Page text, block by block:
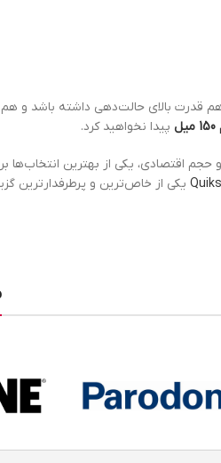
قدرت بالای حالت‌دهی داشته باشد و هم
پیدا نخواهید کرد.
اقتصادی، یکی از بهترین
یکی از خاص‌ترین و پرطرفدارترین